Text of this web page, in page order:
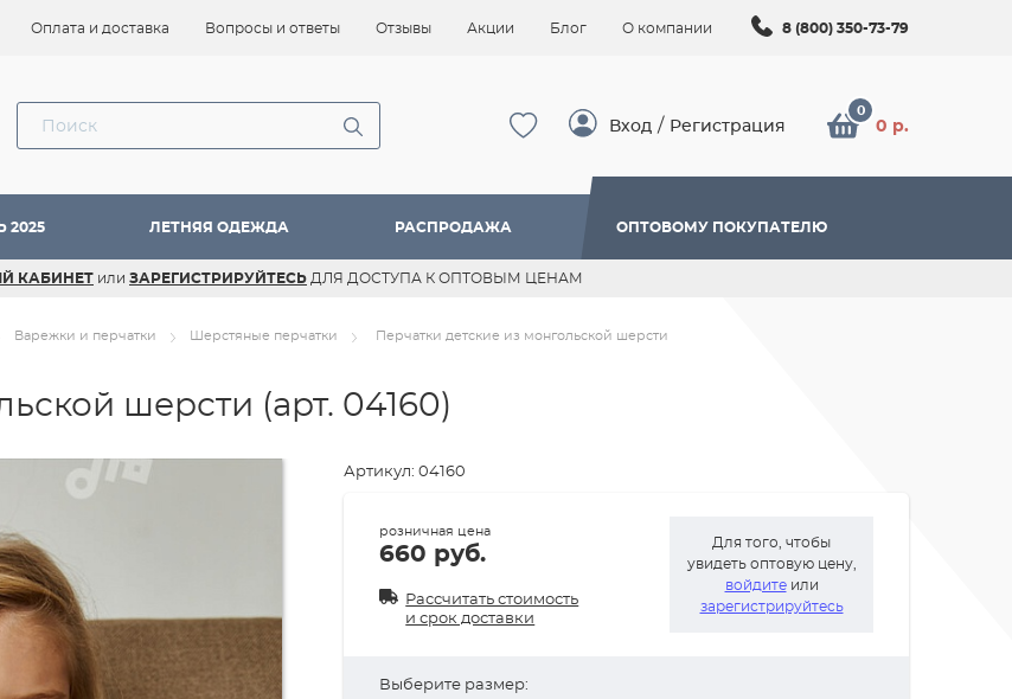
Оплата и доставка Вопросы и ответы Отзывы Акции Блог О компании 8 (800) 350-73-79
Вход / Регистрация 0 р.
2025 ЛЕТНЯЯ ОДЕЖДА РАСПРОДАЖА ОПТОВОМУ ПОКУПАТЕЛЮ
КАБИНЕТ или ЗАРЕГИСТРИРУЙТЕСЬ ДЛЯ ДОСТУПА К ОПТОВЫМ ЦЕНАМ
Варежки и перчатки Шерстяные перчатки Перчатки детские из монгольской шерсти
шерсти (арт. 04160)
Артикул: 04160
розничная цена
660 руб.
Рассчитать стоимость
и срок доставки
Для того, чтобы
увидеть оптовую цену,
войдитеили
зарегистрируйтесь
Выберите размер: